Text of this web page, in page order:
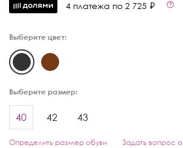
4 платежа по 2 725 ₽
Выберите цвет:
Выберите размер:
40 42 43
Определить размер обуви Задать вопрос